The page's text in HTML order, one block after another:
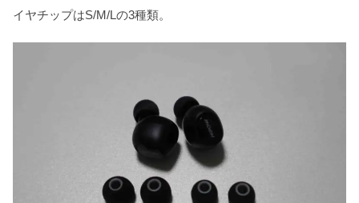
イヤチップはS/M/Lの3種類。